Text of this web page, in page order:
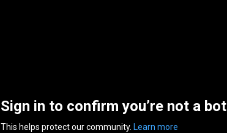
Sign in to confirm you’re not a bot
This helps protect our community. Learn more